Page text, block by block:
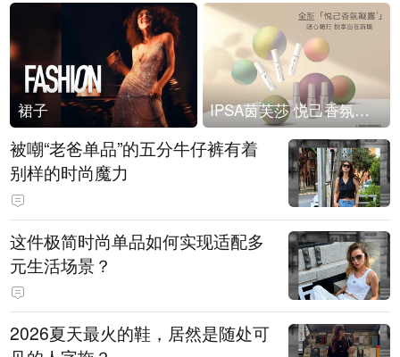
裙子 IPSA茵芙莎 悦己香氛凝露上市
被嘲“老爸单品”的五分牛仔裤有着
别样的时尚魔力
这件极简时尚单品如何实现适配多
元生活场景？
2026夏天最火的鞋，居然是随处可